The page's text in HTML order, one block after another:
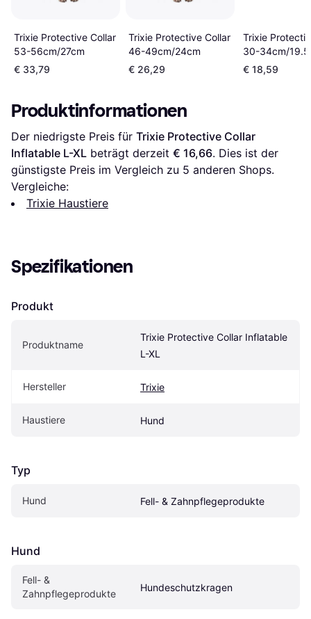
Trixie Protective Collar
53-56cm/27cm
€ 33,79
Trixie Protective Collar
46-49cm/24cm
€ 26,29
Trixie
30-34cm/
€ 18,59
Produktinformationen
Der niedrigste Preis für Trixie Protective Collar
Inflatable L-XL beträgt derzeit € 16,66. Dies ist der
günstigste Preis im Vergleich zu 5 anderen Shops.
Vergleiche:
Trixie Haustiere
Spezifikationen
Produkt
Produktname
Trixie Protective Collar Inflatable
L-XL
Hersteller Trixie
Haustiere Hund
Typ
Hund Fell- & Zahnpflegeprodukte
Hund
Fell- &
Zahnpflegeprodukte
Hundeschutzkragen